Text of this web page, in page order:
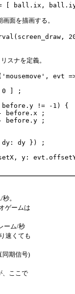
[ ball.ix,
を描画する。
スナを定義。
evt
] ;
!= -1) {
before.x ;
before.y ;
dy }) ;
y:
。
ゲームは
ーム/秒
速くても
同期信号)
、ここで